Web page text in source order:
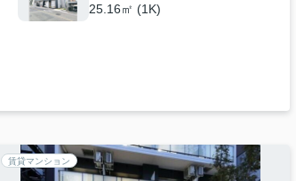
25.16㎡ (1K)
賃貸マンション